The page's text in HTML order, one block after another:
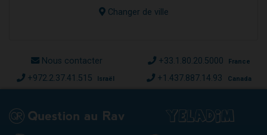
Changer de ville
Nous contacter +33.1.80.20.5000 France
+972.2.37.41.515 Israël +1.437.887.14.93 Canada